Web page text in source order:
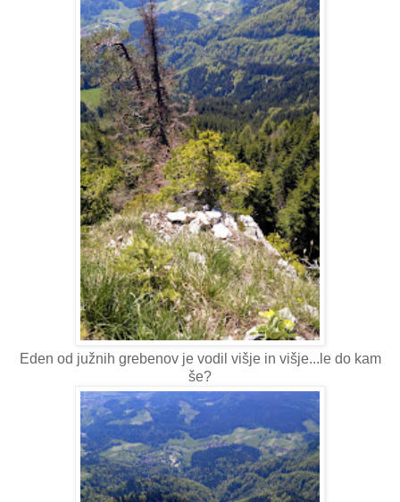
Eden od južnih grebenov je vodil višje in višje...le do kam
še?